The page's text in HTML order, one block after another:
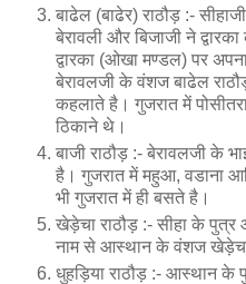
बाढेल (बाढेर) राठौड़ :-
बेरावली और बिजाजी ने
द्वारका (ओखा मण्डल) पर
बेरावलजी के वंशज बाढेल
कहलाते है। गुजरात में
ठिकाने थे।
बाजी राठौड़ :- बेरावलजी के
है। गुजरात में महुआ, वडाना
भी गुजरात में ही बसते है।
खेड़ेचा राठौड़ :- सीहा के
नाम से आस्थान के वंशज खेड़ेचा
धुहड़िया राठौड़ :- आस्थान के